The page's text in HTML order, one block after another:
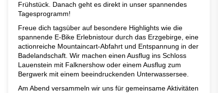
Frühstück. Danach geht es direkt in unser spannendes
Tagesprogramm!
Freue dich tagsüber auf besondere Highlights wie die
spannende E-Bike Erlebnistour durch das Erzgebirge, eine
actionreiche Mountaincart-Abfahrt und Entspannung in der
Badelandschaft. Wir machen einen Ausflug ins Schloss
Lauenstein mit Falknershow oder einem Ausflug zum
Bergwerk mit einem beeindruckenden Unterwassersee.
Am Abend versammeln wir uns für gemeinsame Aktivitäten